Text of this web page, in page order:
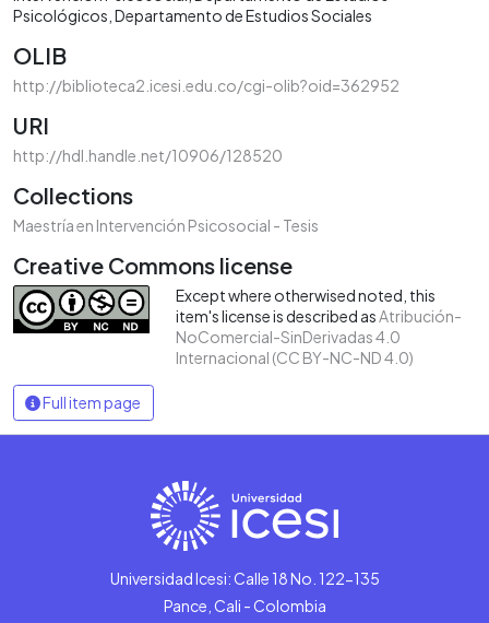
Psicológicos Departamento de Estudios Sociales
OLIB
http://biblioteca2.icesi.edu.co/cgi-olib?oid=362952
URI
http://hdl.handle.net/10906/128520
Collections
Maestría en Intervención Psicosocial - Tesis
Creative Commons license
Except where otherwised noted, this
item's license is described asAtribución-
NoComercial-SinDerivadas 4.0
Internacional (CC BY-NC-ND 4.0)
Full item page
Universidad Icesi: Calle 18 No. 122-135
Pance, Cali - Colombia